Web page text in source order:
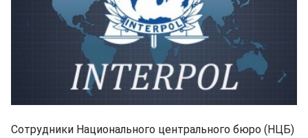
Сотрудники Национального центрального бюро (НЦБ)